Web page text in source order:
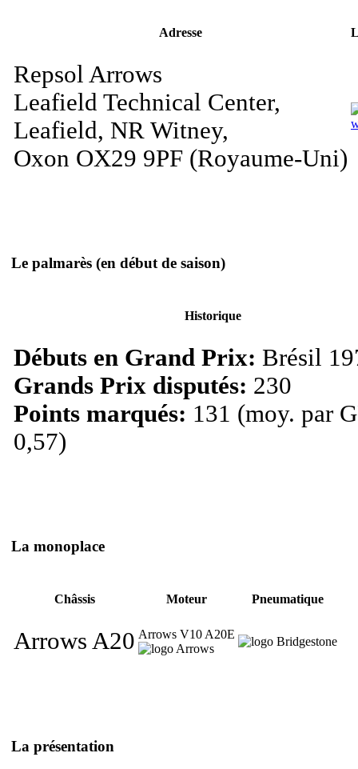
Adresse
Repsol Arrows
Leafield Technical Center,
Leafield, NR Witney,
Oxon OX29 9PF (Royaume-Uni)
Le palmarès (en début de saison)
Historique
Débuts en Grand Prix: Brésil
Grands Prix disputés: 230
Points marqués: 131 (moy. par
0,57)
La monoplace
Châssis Moteur Pneumatique
Arrows A20 Arrows V10 A20E
La présentation